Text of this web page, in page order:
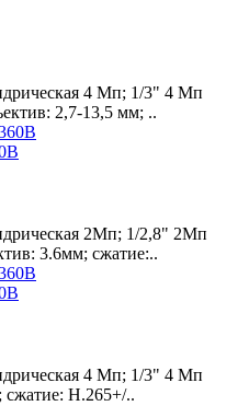
4 Mп; 1/3" 4 Mп
2,7-13,5 мм; ..
2Mп; 1/2,8" 2Mп
3.6мм; сжатие:..
4 Mп; 1/3" 4 Mп
H.265+/..